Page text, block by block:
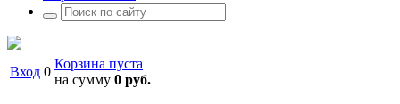
Вход 0
Корзина пуста
на сумму 0 руб.